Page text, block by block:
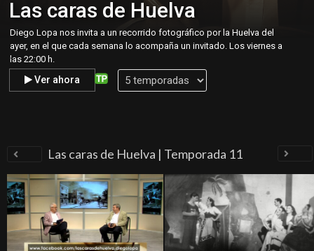
.
Las caras de Huelva
Ver ahora
Diego Lopa nos invita a un recorrido fotográfico por la Huelva del
ayer, en el que cada semana lo acompaña un invitado. Los viernes a
las 22:00 h.
Las caras de Huelva | Temporada 11